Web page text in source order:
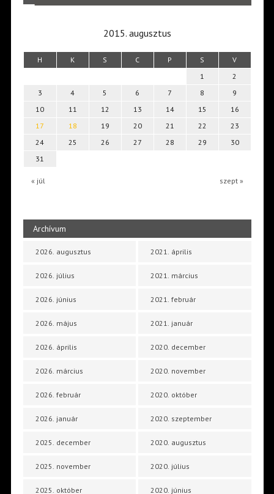
2015. augusztus
H K S C P S V
« júl szept »
1
2
3
4 5 6 7 8
9
10
11 12 13 14 15
16
17
18 19 20 21 22
23
24
25 26 27 28 29
30
31
Archívum
2026. augusztus
2026. július
2026. június
2026. május
2026. április
2026. március
2026. február
2026. január
2025. december
2025. november
2025. október
2021. április
2021. március
2021. február
2021. január
2020. december
2020. november
2020. október
2020. szeptember
2020. augusztus
2020. július
2020. június